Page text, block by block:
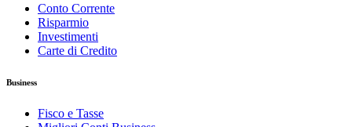
Conto Corrente
Risparmio
Investimenti
Carte di Credito
Business
Fisco e Tasse